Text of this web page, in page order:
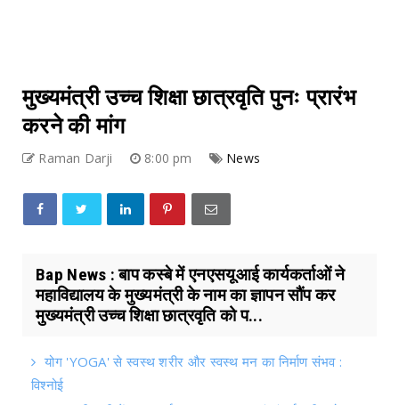
मुख्यमंत्री उच्च शिक्षा छात्रवृति पुनः प्रारंभ
करने की मांग
Raman Darji 8:00 pm News
Bap News : बाप कस्बे में एनएसयूआई कार्यकर्ताओं ने
महाविद्यालय के मुख्यमंत्री के नाम का ज्ञापन सौंप कर
मुख्यमंत्री उच्च शिक्षा छात्रवृति को प...
योग 'YOGA' से स्वस्थ शरीर और स्वस्थ मन का निर्माण संभव :
विश्नोई